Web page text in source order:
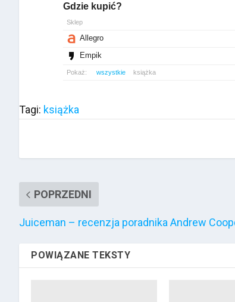
Gdzie kupić?
Sklep
Allegro
Empik
Pokaż: wszystkie książka
Tagi: książka
POPRZEDNI
Juiceman – recenzja poradnika Andrew
POWIĄZANE TEKSTY